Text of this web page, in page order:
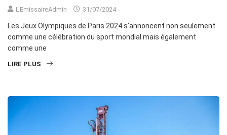
L'EmissaireAdmin 31/07/2024
Les Jeux Olympiques de Paris 2024 s’annoncent non seulement
comme une célébration du sport mondial mais également
comme une
LIRE PLUS